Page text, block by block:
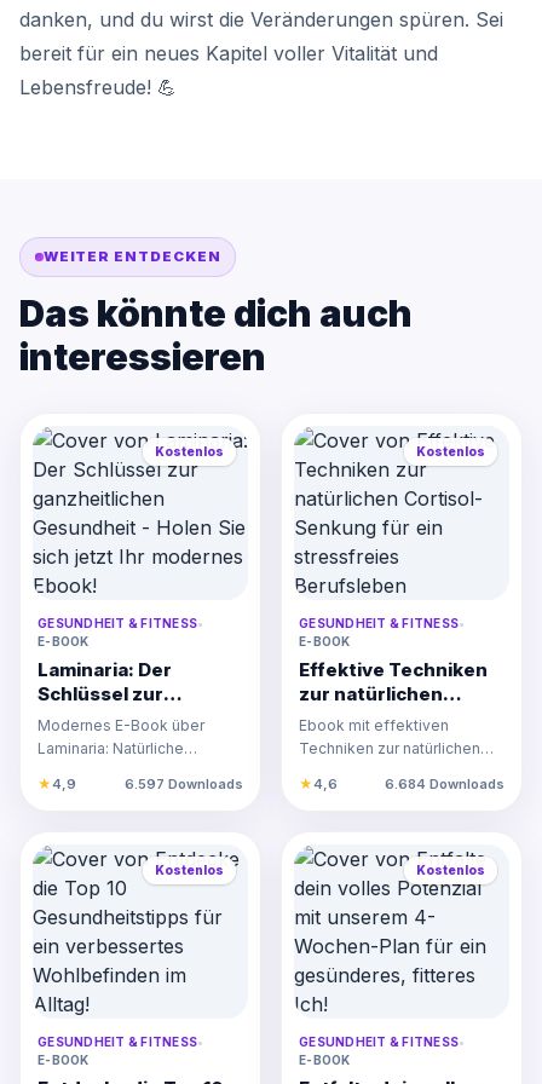
danken, und du wirst die Veränderungen spüren. Sei
bereit für ein neues Kapitel voller Vitalität und
Lebensfreude! 💪
WEITER ENTDECKEN
Das könnte dich auch
interessieren
Kostenlos
GESUNDHEIT & FITNESS•
E-BOOK
Laminaria: Der
Schlüssel zur
ganzheitlichen
Gesundheit - Holen
modernes Ebook!
Modernes E-Book über
Laminaria: Natürliche
Schilddrüsenunterstützung
★4,9 6.597 Downloads
Kostenlos
GESUNDHEIT & FITNESS•
E-BOOK
Effektive Techniken
zur natürlichen
Cortisol-Senkung für
ein stressfreies
Ebook mit effektiven
Techniken zur natürlichen
Berufstätige zur
★4,6 6.684 Downloads
Kostenlos
GESUNDHEIT & FITNESS•
E-BOOK
Kostenlos
GESUNDHEIT & FITNESS•
E-BOOK